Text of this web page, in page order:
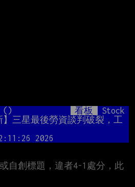
() 看板
Stock
三星最後勞資談判破裂，工
2026
自創標題，違者4-1處分，此